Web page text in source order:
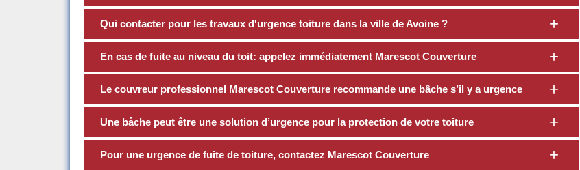
Qui contacter pour les travaux d'urgence toiture dans la ville de Avoine ?
En cas de fuite au niveau du toit: appelez immédiatement Marescot Couverture
Le couvreur professionnel Marescot Couverture recommande une bâche s’il y a urgence
Une bâche peut être une solution d’urgence pour la protection de votre toiture
Pour une urgence de fuite de toiture, contactez Marescot Couverture